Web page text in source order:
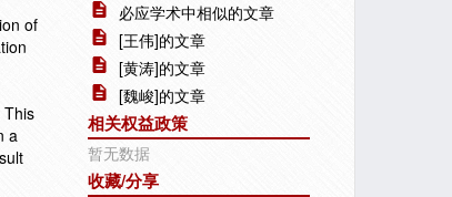
of
This
a
必应学术中相似的文章
[王伟]的文章
[黄涛]的文章
[魏峻]的文章
相关权益政策
暂无数据
收藏/分享